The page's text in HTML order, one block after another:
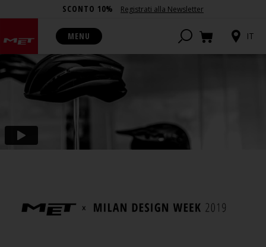
SCONTO 10% Registrati alla Newsletter
MENU IT